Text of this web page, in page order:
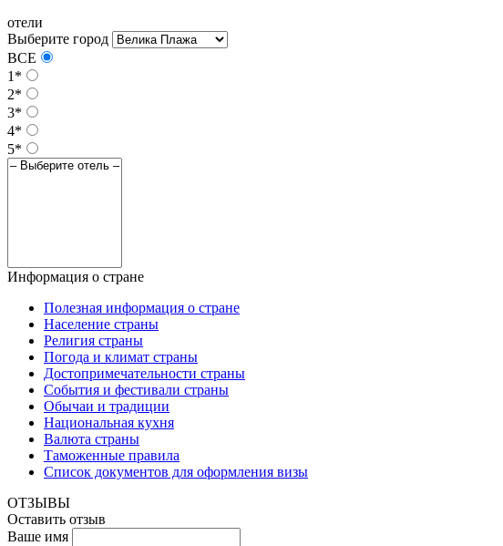
отели
Выберите город
ВСЕ
1*
2*
3*
4*
5*
Информация о стране
Полезная информация о стране
Население страны
Религия страны
Погода и климат страны
Достопримечательности страны
События и фестивали страны
Обычаи и традиции
Национальная кухня
Валюта страны
Таможенные правила
Список документов для оформления визы
ОТЗЫВЫ
Оставить отзыв
Ваше имя